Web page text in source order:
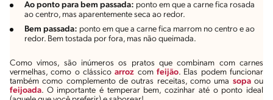
Ao ponto para bem passada: ponto em que a carne fica rosada
ao centro, mas aparentemente seca ao redor.
Bem passada: ponto em que a carne fica marrom no centro e ao
redor. Bem tostada por fora, mas não queimada.
Como vimos, são inúmeros os pratos que combinam com carnes
vermelhas, como o clássicoarroz comfeijão. Elas podem funcionar
também como complemento de outras receitas, como uma sopaou
feijoada. O importante é temperar bem, cozinhar até o ponto ideal